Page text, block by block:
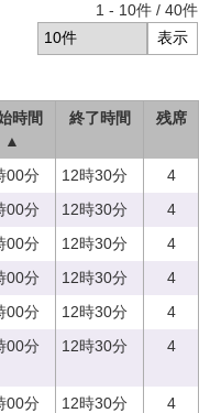
1 - 10件 / 40件
時間
▲
終了時間 残席
00分 12時30分
4
00分 12時30分
4
00分 12時30分
4
00分 12時30分
4
00分 12時30分
4
00分 12時30分 4
00分 12時30分 4